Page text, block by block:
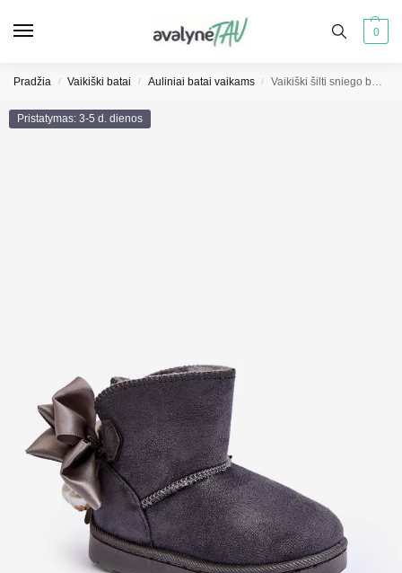
0
Pradžia / Vaikiški batai / Auliniai batai vaikams / Vaikiški šilti sniego batai su kaspinu pilki Snowis
Pristatymas: 3-5 d. dienos